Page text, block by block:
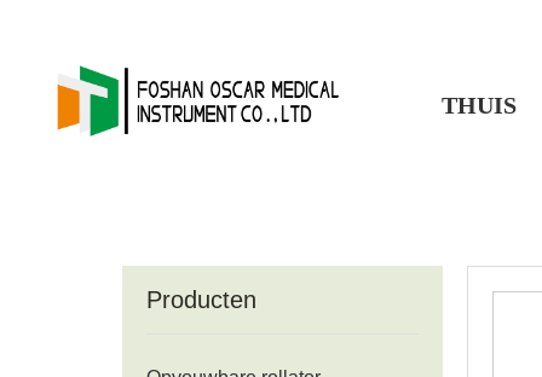
THUIS
Producten